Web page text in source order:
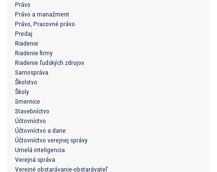
Právo
Právo a manažment
Právo, Pracovné právo
Predaj
Riadenie
Riadenie firmy
Riadenie ľudských zdrojov
Samospráva
Školstvo
Školy
Smernice
Stavebníctvo
Účtovníctvo
Účtovníctvo a dane
Účtovníctvo verejnej správy
Umelá inteligencia
Verejná správa
Verejné obstarávanie-obstarávateľ